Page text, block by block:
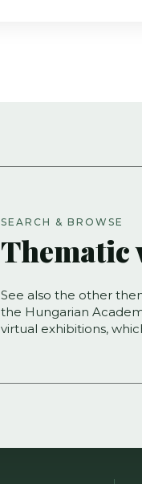
SEARCH & BROWSE
Thematic
See also the other
the Hungarian
virtual exhibitions,